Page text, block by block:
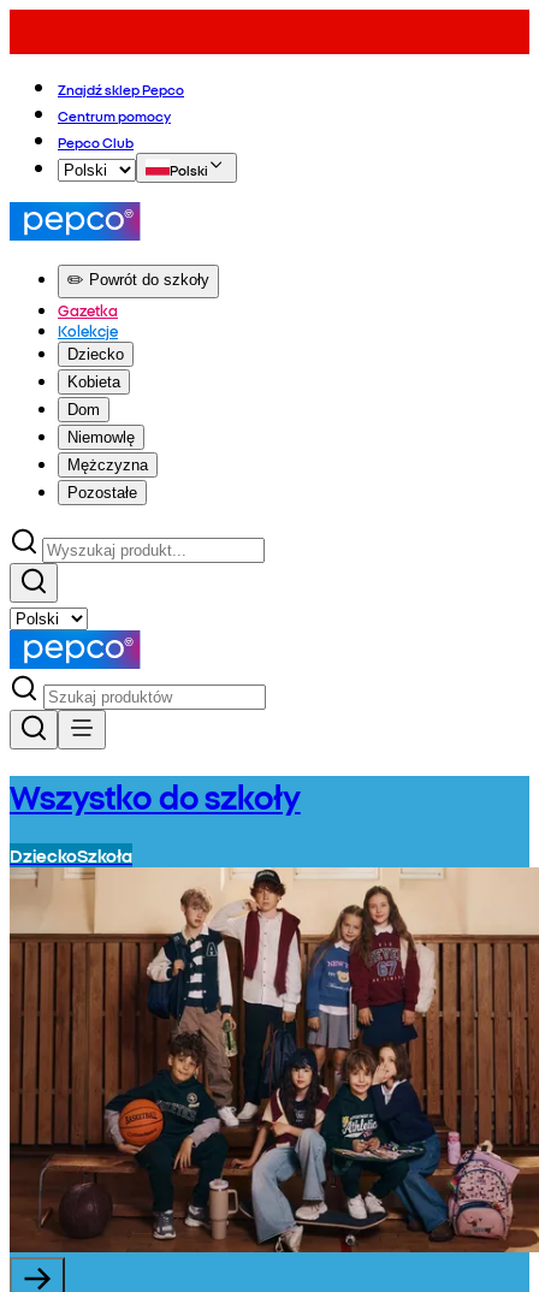
Znajdź sklep Pepco
Centrum pomocy
Pepco Club
Polski
✏️ Powrót do szkoły
Gazetka
Kolekcje
Dziecko
Kobieta
Dom
Niemowlę
Mężczyzna
Pozostałe
Wszystko do szkoły
DzieckoSzkoła